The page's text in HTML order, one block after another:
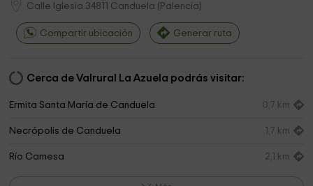
Calle Iglesia 34811 Canduela ( Palencia)
Compartir ubicación Generar ruta
Cerca de Valrural La Azuela podrás visitar:
Ermita Santa María de Canduela 0,7 km
Necrópolis de Canduela 1,7 km
Río Camesa 2,1 km